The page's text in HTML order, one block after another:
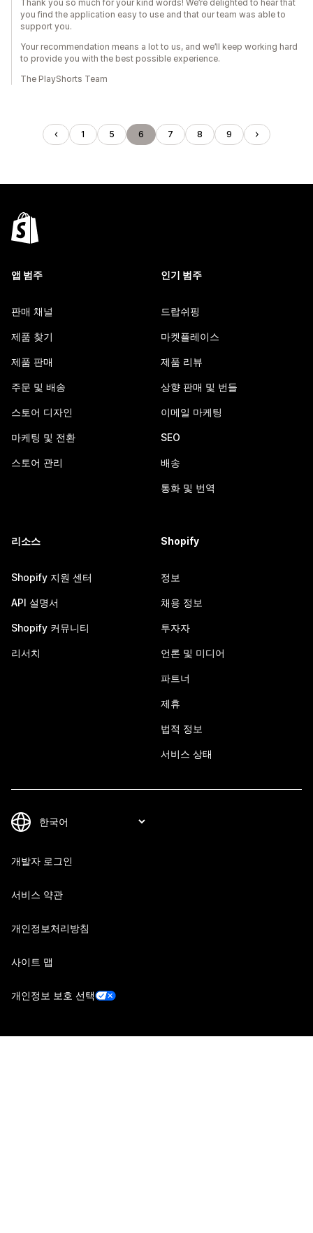
Thank you so much for your kind words! We’re delighted to hear that
you find the application easy to use and that our team was able to
support you.
Your recommendation means a lot to us, and we’ll keep working hard
to provide you with the best possible experience.
The PlayShorts Team
1 5 6 7 8 9
앱 범주
판매 채널
제품 찾기
제품 판매
주문 및 배송
스토어 디자인
마케팅 및 전환
스토어 관리
인기 범주
드랍쉬핑
마켓플레이스
제품 리뷰
상향 판매 및 번들
이메일 마케팅
SEO
배송
통화 및 번역
리소스
Shopify 지원 센터
API 설명서
Shopify 커뮤니티
리서치
Shopify
정보
채용 정보
투자자
언론 및 미디어
파트너
제휴
법적 정보
서비스 상태
개발자 로그인
서비스 약관
개인정보처리방침
사이트 맵
개인정보 보호 선택